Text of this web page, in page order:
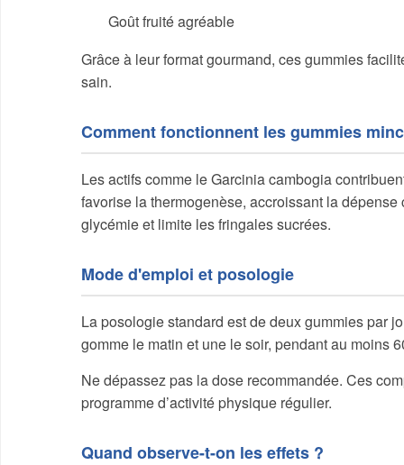
Goût fruité agréable
Grâce à leur format gourmand, ces gummies
sain.
Comment fonctionnent les gummies
Les actifs comme le Garcinia cambogia
favorise la thermogenèse, accroissant la
glycémie et limite les fringales sucrées.
Mode d'emploi et posologie
La posologie standard est de deux gummies par
gomme le matin et une le soir, pendant au moins
Ne dépassez pas la dose recommandée. Ces
programme d’activité physique régulier.
Quand observe-t-on les effets ?